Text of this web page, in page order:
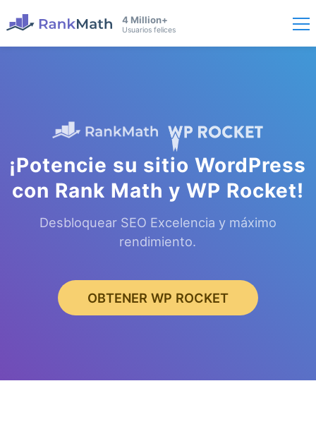
4 Million+
Usuarios felices
¡Potencie su sitio WordPress
con Rank Math y WP Rocket!
Desbloquear SEO Excelencia y máximo
rendimiento.
OBTENER WP ROCKET